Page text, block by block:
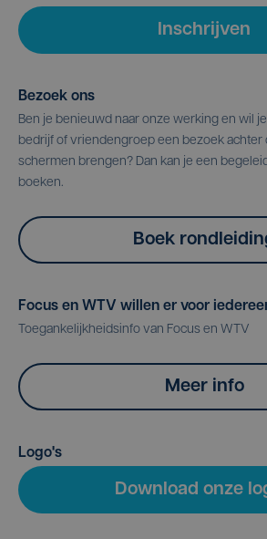
Inschrijven
Bezoek ons
Ben je benieuwd naar onze werking en wil
bedrijf of vriendengroep een bezoek achter
schermen brengen? Dan kan je een
boeken.
Boek
Focus en WTV willen er voor
Toegankelijkheidsinfo van Focus en WTV
Meer info
Logo's
Download onze